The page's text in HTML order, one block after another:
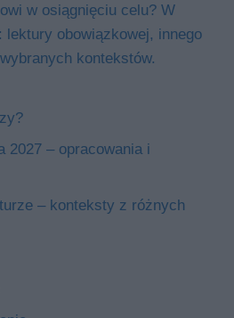
w osiągnięciu celu? W
lektury obowiązkowej, innego
kontekstów.
2027 – opracowania i
– konteksty z różnych